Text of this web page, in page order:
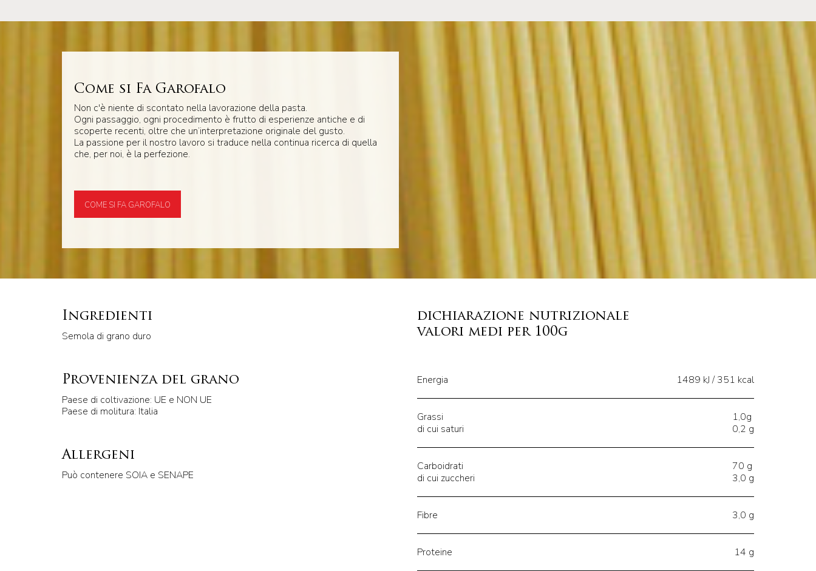
Come si Fa Garofalo
Non c'è niente di scontato nella lavorazione della pasta.
Ogni passaggio, ogni procedimento è frutto di esperienze antiche e di
scoperte recenti, oltre che un’interpretazione originale del gusto.
La passione per il nostro lavoro si traduce nella continua ricerca di quella
che, per noi, è la perfezione.
COME SI FA GAROFALO
Ingredienti
Semola di grano duro
Provenienza del grano
Paese di coltivazione: UE e NON UE
Paese di molitura: Italia
Allergeni
Può contenere SOIA e SENAPE
dichiarazione nutrizionale
valori medi per 100g
Energia 1489 kJ / 351 kcal
Grassi
di cui saturi
1,0g
0,2 g
Carboidrati
di cui zuccheri
70 g
3,0 g
Fibre 3,0 g
Proteine 14 g